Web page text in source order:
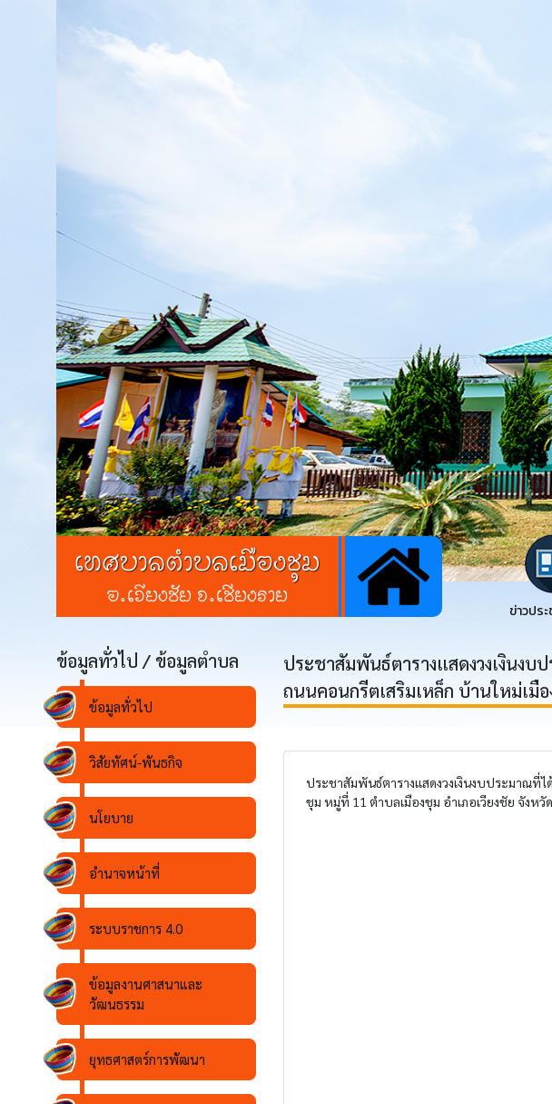
เทศบาลตำบลเมืองชุม
อ.เวียงชัย จ.เชียงราย ข่าวปร
ข้อมูลทั่วไป / ข้อมูลตำบล
ข้อมูลทั่วไป
วิสัยทัศน์-พันธกิจ
นโยบาย
อำนาจหน้าที่
ระบบราชการ 4.0
ข้อมูลงานศาสนาและ
วัฒนธรรม
ยุทธศาสตร์การพัฒนา
ประชาสัมพันธ์ตารางแสดงวงเงินงบ
ถนนคอนกรีตเสริมเหล็ก บ้านใหม่เมื
ประชาสัมพันธ์ตารางแสดงวงเงินงบประมาณที่ไ
ชุม หมู่ที่ 11 ตำบลเมืองชุม อำเภอเวียงชัย จังหวั